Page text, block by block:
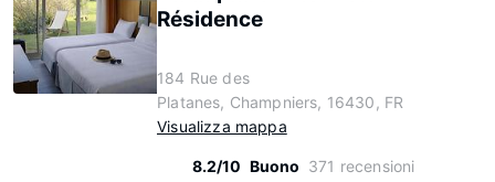
Résidence
184 Rue des
Platanes, Champniers, 16430, FR
Visualizza mappa
8.2/10 Buono 371 recensioni